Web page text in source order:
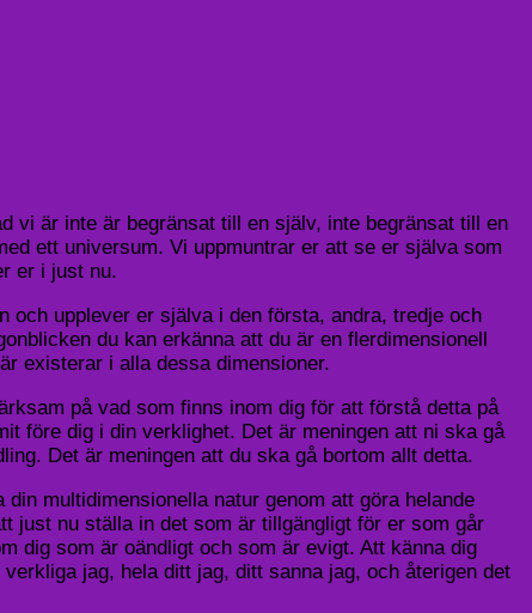
vi är inte är begränsat till en själv, inte begränsat till en
ett universum. Vi uppmuntrar er att se er själva som
er i just nu.
och upplever er själva i den första, andra, tredje och
du kan erkänna att du är en flerdimensionell
existerar i alla dessa dimensioner.
på vad som finns inom dig för att förstå detta på
före dig i din verklighet. Det är meningen att ni ska gå
Det är meningen att du ska gå bortom allt detta.
multidimensionella natur genom att göra helande
just nu ställa in det som är tillgängligt för er som går
dig som är oändligt och som är evigt. Att känna dig
jag, hela ditt jag, ditt sanna jag, och återigen det